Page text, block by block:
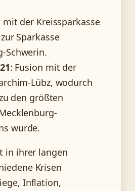
mit der Kreissparkasse
Sparkasse
Schwerin.
: Fusion mit der
Lübz, wodurch
den größten
wurde.
in ihrer langen
Krisen
Inflation,